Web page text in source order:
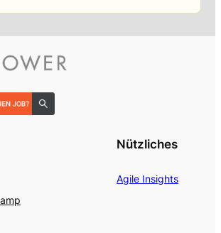
Nützliches
Agile Insights